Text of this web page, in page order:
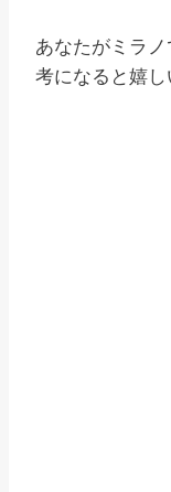
あなたがミラ
考になると嬉し